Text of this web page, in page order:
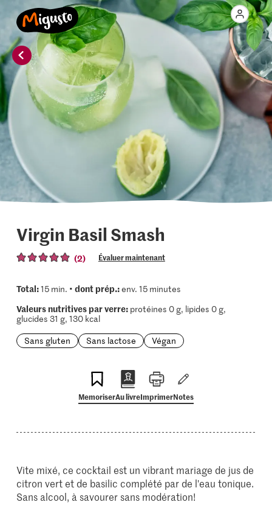
Virgin Basil Smash
(2) Évaluer maintenant
Total:15 min. • dont prép.:env. 15 minutes
Valeurs nutritives par verre:protéines 0 g, lipides 0 g,
glucides 31 g, 130 kcal
Sans gluten
Sans lactose Végan
MemoriserAu livreImprimerNotes
Vite mixé, ce cocktail est un vibrant mariage de jus de
citron vert et de basilic complété par de l'eau tonique.
Sans alcool, à savourer sans modération!